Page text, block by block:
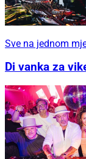
Sve na jednom
Di vanka za